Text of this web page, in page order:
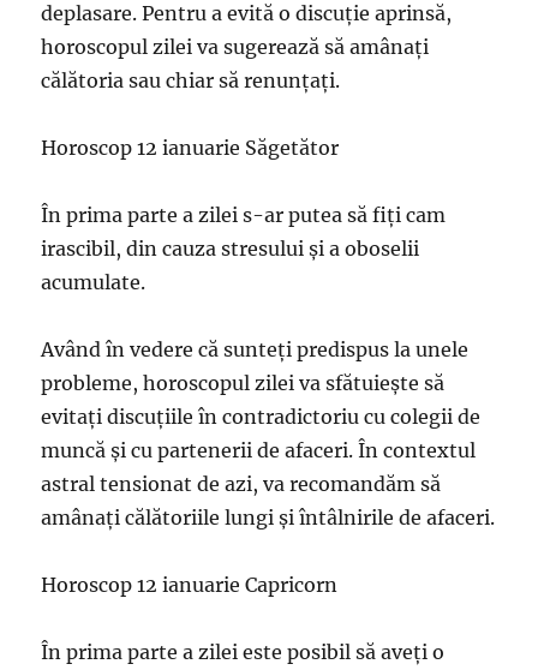
deplasare. Pentru a evită o discuție aprinsă,
horoscopul zilei va sugerează să amânați
călătoria sau chiar să renunțați.
Horoscop 12 ianuarie Săgetător
În prima parte a zilei s-ar putea să fiți cam
irascibil, din cauza stresului și a oboselii
acumulate.
Având în vedere că sunteți predispus la unele
probleme, horoscopul zilei va sfătuiește să
evitați discuțiile în contradictoriu cu colegii de
muncă și cu partenerii de afaceri. În contextul
astral tensionat de azi, va recomandăm să
amânați călătoriile lungi și întâlnirile de afaceri.
Horoscop 12 ianuarie Capricorn
În prima parte a zilei este posibil să aveți o